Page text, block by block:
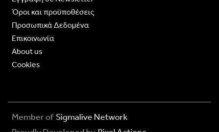
Όροι και προϋποθέσεις
Προσωπικά Δεδομένα
Επικοινωνία
About us
Cookies
Member of Sigmalive Network